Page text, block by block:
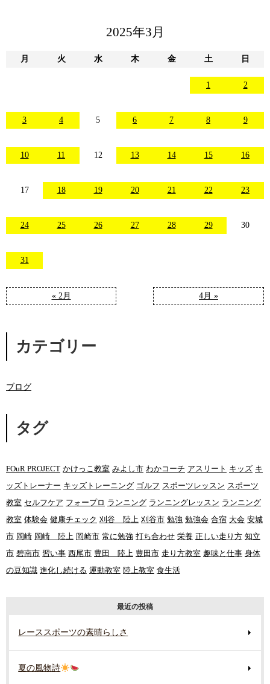
2025年3月
月 火 水 木 金 土 日
« 2月 4月 »
1 2
3 4 5 6 7 8 9
10 11 12 13 14 15 16
17 18 19 20 21 22 23
24 25 26 27 28 29 30
31
カテゴリー
ブログ
タグ
FOuR PROJECT かけっこ教室 みよし市 わかコーチ アスリート キッズ キ
ッズトレーナー キッズトレーニング ゴルフ スポーツレッスン スポーツ
教室 セルフケア フォープロ ランニング ランニングレッスン ランニング
教室 体験会 健康チェック 刈谷 陸上 刈谷市 勉強 勉強会 合宿 大会 安城
市 岡崎 岡崎 陸上 岡崎市 常に勉強 打ち合わせ 栄養 正しい走り方 知立
市 碧南市 習い事 西尾市 豊田 陸上 豊田市 走り方教室 趣味と仕事 身体
の豆知識 進化し続ける 運動教室 陸上教室 食生活
最近の投稿
レーススポーツの素晴らしさ
夏の風物詩